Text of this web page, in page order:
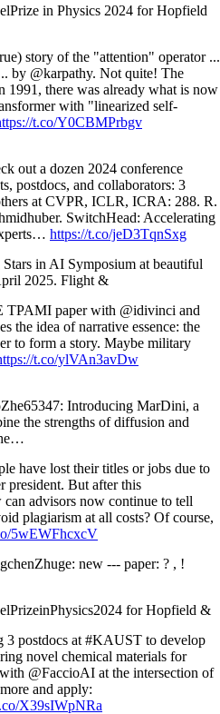
in Physics 2024 for Hopfield
story of the "attention" operator ...
by @karpathy. Not quite! The
1991, there was already what is now
with "linearized self-
t.co/Y0CBMPrbgv
out a dozen 2024 conference
postdocs, and collaborators: 3
at CVPR, ICLR, ICRA: 288. R.
SwitchHead: Accelerating
https://t.co/jeD3TqnSxg
in AI Symposium at beautiful
2025. Flight &
TPAMI paper with @idivinci and
the idea of narrative essence: the
to form a story. Maybe military
t.co/ylVAn3avDw
Introducing MarDini, a
the strengths of diffusion and
have lost their titles or jobs due to
president. But after this
advisors now continue to tell
plagiarism at all costs? Of course,
5wEWFhcxcV
new --- paper: ? , !
for Hopfield &
3 postdocs at #KAUST to develop
novel chemical materials for
@FaccioAI at the intersection of
and apply:
X39sIWpNRa